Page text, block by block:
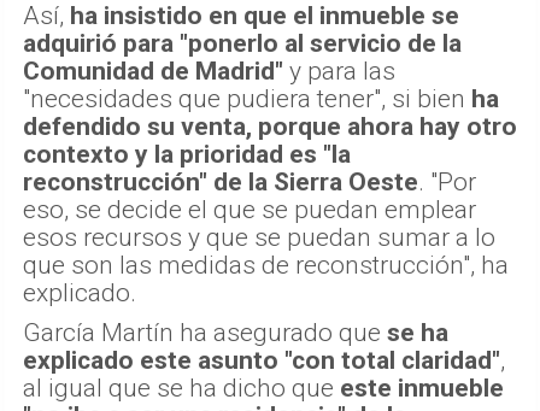
Así, ha insistido en que el inmueble se
adquirió para "ponerlo al servicio de la
Comunidad de Madrid" y para las
"necesidades que pudiera tener", si bien ha
defendido su venta, porque ahora hay otro
contexto y la prioridad es "la
reconstrucción" de la Sierra Oeste. "Por
eso, se decide el que se puedan emplear
esos recursos y que se puedan sumar a lo
que son las medidas de reconstrucción", ha
explicado.
García Martín ha asegurado que se ha
explicado este asunto "con total claridad",
al igual que se ha dicho que este inmueble